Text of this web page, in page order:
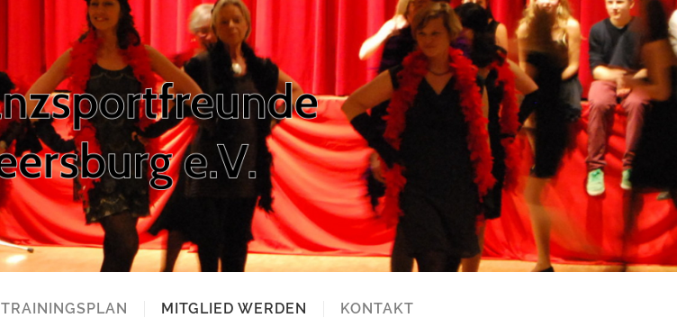
TRAININGSPLAN MITGLIED WERDEN KONTAKT